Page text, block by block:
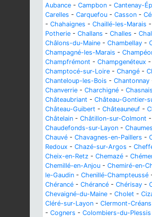
Aubance - Campbon - Cantenay-
Carelles - Carquefou - Casson -
- Chahaignes - Chaillé-les-Marais -
Potherie - Challans - Challes -
Châlons-du-Maine - Chambellay -
Champagné-les-Marais -
Champfrémont - Champgenéteux -
Champtocé-sur-Loire - Changé -
Chanteloup-les-Bois - Chantonnay
Chanverrie - Charchigné - Chasnais
Châteaubriant - Château-Gontier-
Château-Guibert - Châteauneuf -
Châtelain - Châtillon-sur-Colmont -
Chaudefonds-sur-Layon -
Chauvé - Chavagnes-en-Paillers -
Redoux - Chazé-sur-Argos -
Cheix-en-Retz - Chemazé -
Chemillé-en-Anjou - Chemiré-en-
le-Gaudin - Chenillé-Champteussé
Chérancé - Chérancé - Chérisay -
Chevaigné-du-Maine - Cholet -
Cléré-sur-Layon - Clermont-Créans
- Cogners - Colombiers-du-Plessis